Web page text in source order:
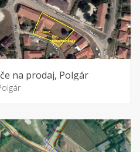
na prodaj, Polgár